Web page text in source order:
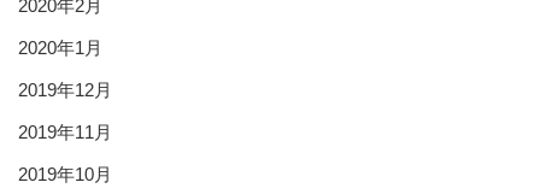
2020年2月
2020年1月
2019年12月
2019年11月
2019年10月